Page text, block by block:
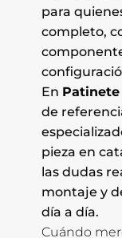
para
completo,
En Patinete
de
pieza en
las dudas
montaje y
día a día.
Cuándo